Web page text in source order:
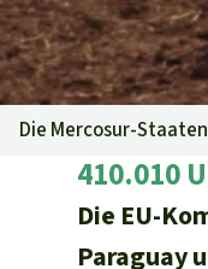
Zement und
Die Mercosur-
410.010
Die EU-
Paraguay